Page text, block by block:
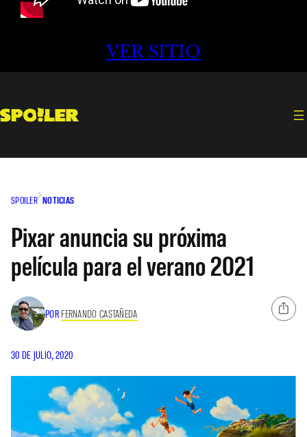
VER SITIO
SPOILER NOTICIAS
Pixar anuncia su próxima
película para el verano 2021
POR FERNANDO CASTAÑEDA
30 DE JULIO, 2020